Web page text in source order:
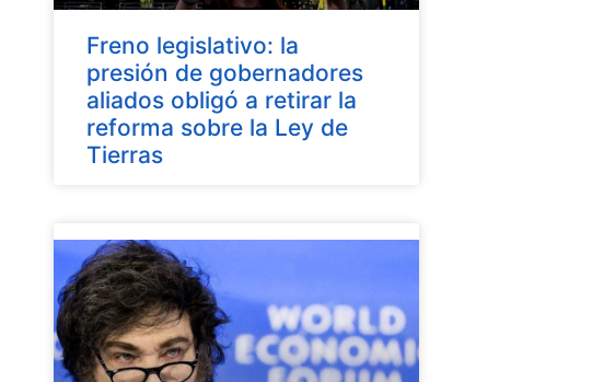
Freno legislativo: la
presión de gobernadores
aliados obligó a retirar la
reforma sobre la Ley de
Tierras